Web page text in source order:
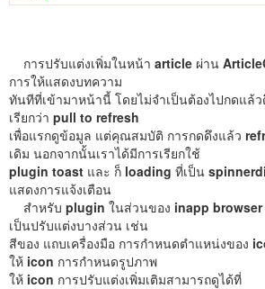
การปรับแต่งเพิ่มในหน้า article ผ่าน
การให้แสดงบทความ
ทันทีที่เข้ามาหน้านี้ โดยไม่จำเป็นต้องไปกดแล้
เรียกว่า pull to refresh
เพื่อแรกดูข้อมูล แต่คุณสมบัติ การกดดึงแล้ว
เดิม นอกจากนั้นเราได้มีการเรียกใช้
plugin toast และ ก็ loading ที่เป็น
แสดงการแจ้งเตือน
สำหรับ plugin ในส่วนของ inapp browser
เป็นปรับแต่งบางส่วน เช่น
สีของ แถบเครื่องมือ การกำหนดตำแหน่งของ
ให้ icon การกำหนดรูปภาพ
ให้ icon การปรับแต่งเพิ่มเติมสามารถดูได้ที่